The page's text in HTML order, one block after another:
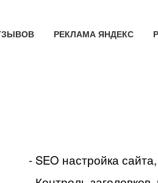
РЕКЛАМА ЯНДЕКС
- SEO настройка